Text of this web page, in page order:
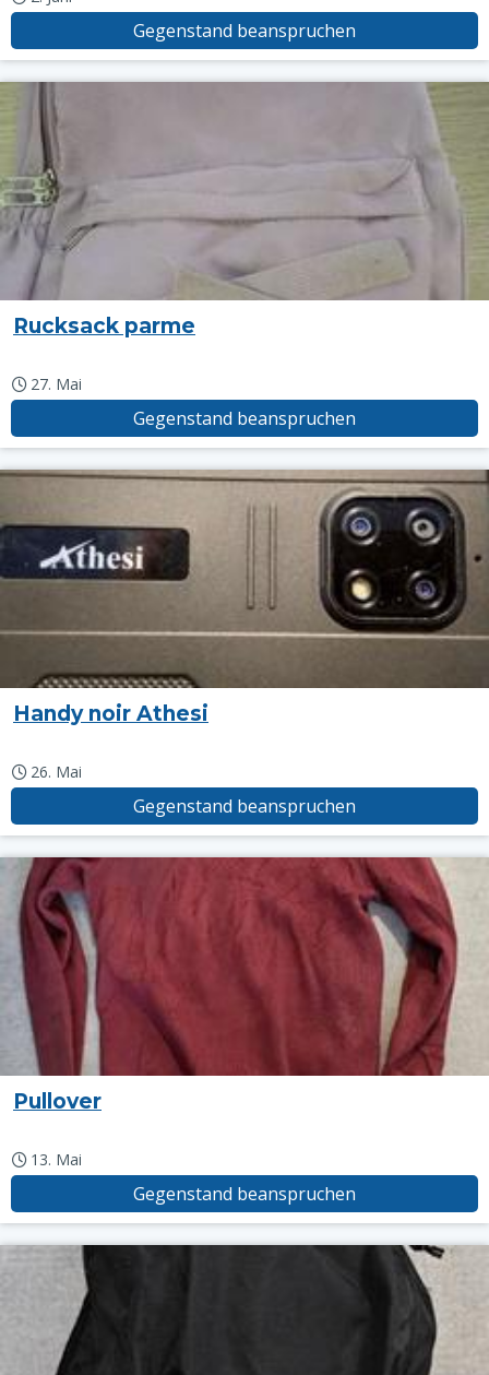
Gegenstand beanspruchen
Rucksack parme
27. Mai
Gegenstand beanspruchen
Handy noir Athesi
26. Mai
Gegenstand beanspruchen
Pullover
13. Mai
Gegenstand beanspruchen